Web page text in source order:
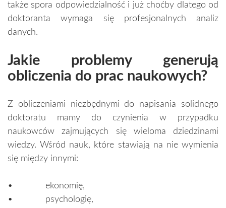
także spora odpowiedzialność i już choćby dlatego od
doktoranta wymaga się profesjonalnych analiz
danych.
Jakie problemy generują
obliczenia do prac naukowych?
Z obliczeniami niezbędnymi do napisania solidnego
doktoratu mamy do czynienia w przypadku
naukowców zajmujących się wieloma dziedzinami
wiedzy. Wśród nauk, które stawiają na nie wymienia
się między innymi:
• ekonomię,
• psychologię,